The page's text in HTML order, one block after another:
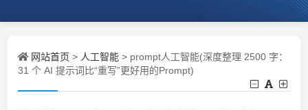
网站首页 > 人工智能 > prompt人工智能(深度整理 2500 字：
31 个 AI 提示词比“重写”更好用的Prompt)